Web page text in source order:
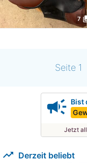
7
Seite 1
campaign Bist
Jetzt
trending_up Derzeit beliebt